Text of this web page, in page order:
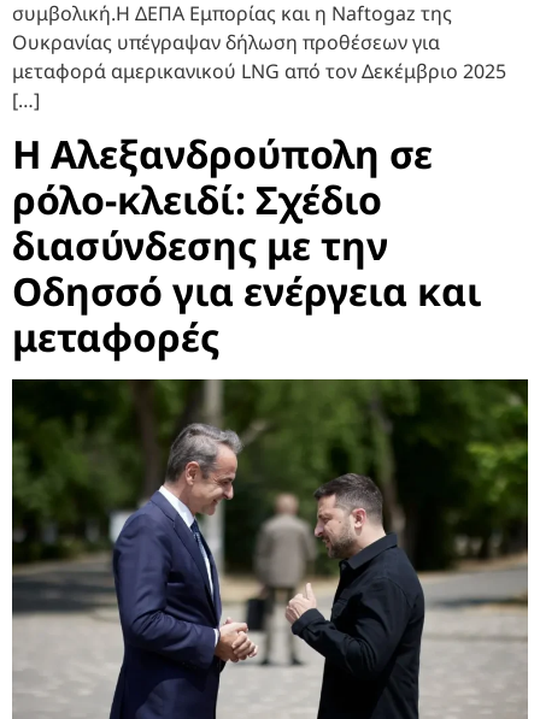
συμβολική.Η ΔΕΠΑ Εμπορίας και η Naftogaz της
Ουκρανίας υπέγραψαν δήλωση προθέσεων για
μεταφορά αμερικανικού LNG από τον Δεκέμβριο 2025
[…]
Η Αλεξανδρούπολη σε
ρόλο-κλειδί: Σχέδιο
διασύνδεσης με την
Οδησσό για ενέργεια και
μεταφορές